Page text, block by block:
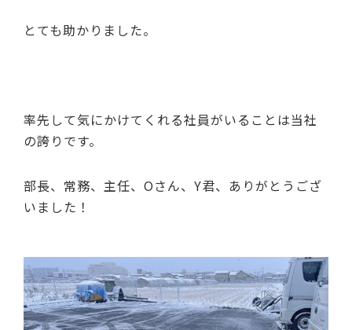
とても助かりました。
率先して気にかけてくれる社員がいることは当社
の誇りです。
部長、常務、主任、Oさん、Y君、ありがとうござ
いました！